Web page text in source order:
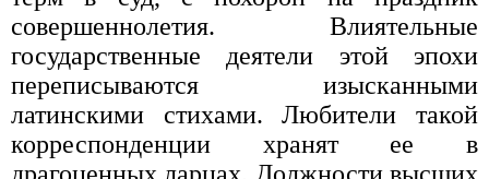
совершеннолетия. Влиятельные
государственные деятели этой эпохи
переписываются изысканными
латинскими стихами. Любители такой
корреспонденции хранят ее в